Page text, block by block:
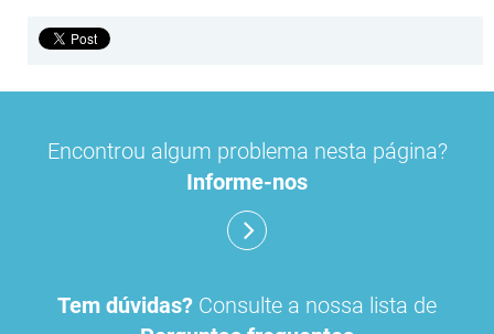
Encontrou algum problema nesta página?
Informe-nos
Tem dúvidas? Consulte a nossa lista de